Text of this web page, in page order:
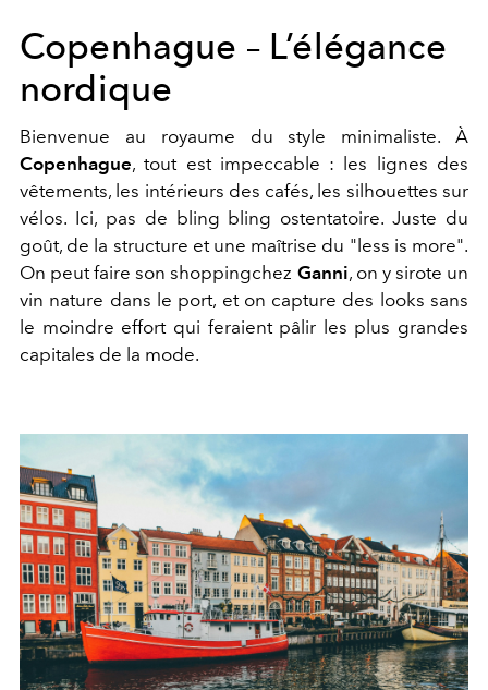
Copenhague – L’élégance
nordique
Bienvenue au royaume du style minimaliste. À
Copenhague, tout est impeccable : les lignes des
vêtements, les intérieurs des cafés, les silhouettes sur
vélos. Ici, pas de bling bling ostentatoire. Juste du
goût, de la structure et une maîtrise du "less is more".
On peut faire son shoppingchez Ganni, on y sirote un
vin nature dans le port, et on capture des looks sans
le moindre effort qui feraient pâlir les plus grandes
capitales de la mode.